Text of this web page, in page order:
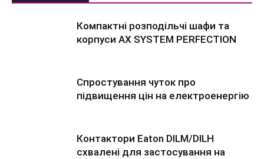
Компактні розподільчі шафи та
корпуси AX SYSTEM PERFECTION
Спростування чуток про
підвищення цін на електроенергію
Контактори Eaton DILM/DILH
схвалені для застосування на